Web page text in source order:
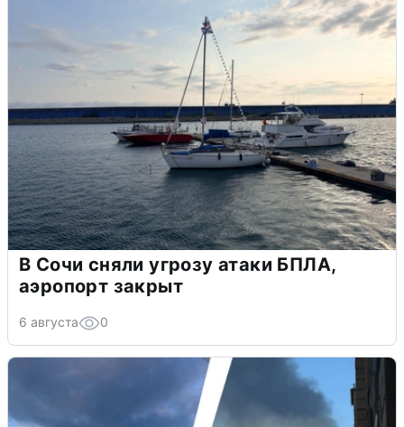
В Сочи сняли угрозу атаки БПЛА,
аэропорт закрыт
6 августа 0